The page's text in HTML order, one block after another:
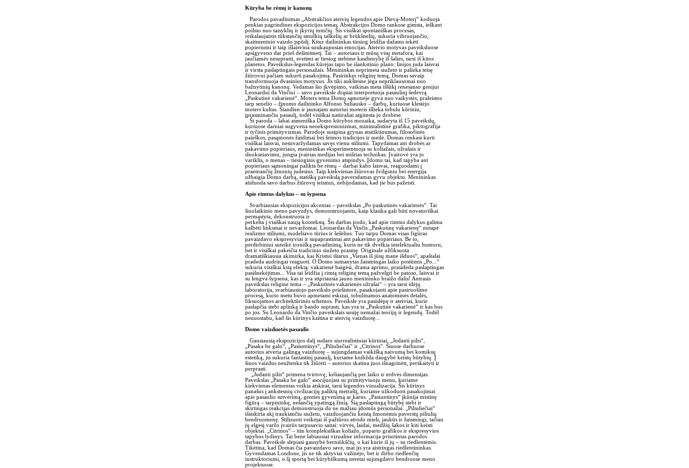
Kūryba be rėmų ir kanonų
Parodos pavadinimas „Abstrakčios ateivių legendos apie Dievą-Moterį“ koduoja
penkias pagrindines ekspozicijos temas. Abstrakcijos Domo rankose gimsta, ieškant
poilsio nuo taisyklių ir įkyrių minčių. Šis visiškai spontaniškas procesas,
reikalaujantis tūkstančių smulkių taškelių ar brūkšnelių, sukuria vibruojančio,
skaitmeninio vaizdo įspūdį. Kitur dailininkas tiesiog leidžia dažams tekėti
popieriumi ir taip išlaisvina susikaupusias emocijas. Ateivio motyvas paveiksluose
apsigyveno dar prieš dešimtmetį. Tai – autoriaus ir mūsų visų metafora, kai
jaučiamės nesuprasti, svetimi ar tiesiog stebime kasdienybę iš šalies, tarsi iš kitos
planetos. Paveikslus-legendas kūrėjas tapo be išankstinio plano: linijos juda laisvai
ir virsta paslaptingais personažais. Menininkas neprimeta siužeto ir palieka teisę
žiūrovui pačiam sukurti pasakojimą. Pasirinkęs religinę temą, Domas savaip
transformuoja dvasinius motyvus. Jis tiki aukštesne jėga nepriklausomai nuo
bažnytinių kanonų. Vedamas šio įkvėpimo, vaikinas meta iššūkį renesanso genijui
Leonardui da Vinčiui – savo paveiksle drąsiai interpretuoja pasaulinį šedevrą
„Paskutinė vakarienė“. Moters tema Domo sąmonėje gyva nuo vaikystės, praleistos
tarp senelio – žinomo dailininko Alfonso Šuliausko – darbų, kuriuose klestėjo
moters kultas. Šiandien ir jaunajam autoriui moteris išlieka tobulu kūriniu,
įprasminančiu pasaulį, todėl visiškai natūraliai atgimsta jo drobėse.
Ši paroda – labai asmeniška Domo kūrybos mozaika, sudaryta iš 15 paveikslų,
kuriuose darniai sugyvena neoekspresionizmas, minimalistinė grafika, piktografija
ir tyčinis primityvizmas. Parodoje susipina grynas atsitiktinumas, filosofinės
paieškos, pasąmonės žaidimai bei šeimos tradicijos ir meilė. Domas renkasi kurti
visiškai laisvai, nesuvaržydamas savęs vienu stiliumi. Tapydamas ant drobės ar
pakavimo popieriaus, menininkas eksperimentuoja su koliažais, užrašais ir
sluoksniavimu, jungia įvairias medijas bei mišrias technikas. Įvairovė yra jo
variklis, o menas – tiesioginis gyvenimo atspindys. Įdomu tai, kad tapyba ant
popieriaus sąmoningai palikta be rėmų – darbai kabo laisvai, reaguodami į
praeinančių žmonių judesius. Taip kiekvienas žiūrovas žvilgsniu bei energija
užbaigia Domo darbą, statišką paveikslą paversdamas gyvu objektu. Menininkas
atiduoda savo darbus žiūrovų teismui, nebijodamas, kad jie bus pažeisti.
Apie rimtus dalykus – su šypsena
Svarbiausias ekspozicijos akcentas – paveikslas „Po paskutinės vakarienės“. Tai
šiuolaikinio meno pavyzdys, demonstruojantis, kaip klasika gali būti novatoriškai
permąstyta, dekonstruota ir
perkelta į visiškai naują kontekstą. Šis darbas įrodo, kad apie rimtus dalykus galima
kalbėti linksmai ir nevaržomai. Leonardas da Vinčis „Paskutinę vakarienę“ nutapė
realizmo stiliumi, modeliavo tūrius ir šešėlius. Tuo tarpu Domas visas figūras
pavaizdavo ekspresyviai ir supaprastintai ant pakavimo popieriaus. Be to,
perdirbiniui suteikė ironišką pavadinimą, kuris ne tik dvelkia intelektualiu humoru,
bet ir visiškai pakeičia tradicinio siužeto prasmę. Originale užfiksuota
dramatiškiausia akimirka, kai Kristui ištarus „Vienas iš jūsų mane išduos“, apaštalai
pradeda audringai reaguoti. O Domo sumanytas žaismingas laiko postūmis „Po...“
sukuria visiškai kitą efektą: vakarienė baigėsi, drama aprimo, prasideda paslaptingas
pasišnekėjimas... Visa tai leidžia į rimtą religinę temą pažvelgti be patoso, laisvai ir
su lengva šypsena, kas ir yra stipriausia jauno menininko braižo dalis! Antrasis
paveikslas religine tema – „Paskutinės vakarienės užrašai“ – yra tarsi idėjų
laboratorija, svarbiausiojo paveikslo priešistorė, pasakojanti apie pasiruošimo
procesą, kurio metu buvo apmetami eskizai, tobulinamos anatominės detalės,
fiksuojamos architektūrinės schemos. Paveiksle yra pasislėpę ir ateiviai, kurie
paslapčia stebi aplinką ir bando suprasti, kas yra ta „Paskutinė vakarienė“ ir kas bus
po jos. Su Leonardo da Vinčio paveikslais susiję nemažai teorijų ir legendų. Todėl
nenuostabu, kad šis kūrinys kaitina ir ateivių vaizduotę...
Domo vaizduotės pasaulis
Gausiausią ekspozicijos dalį sudaro siurrealistiniai kūriniai: „Judanti pilis“,
„Pasaka be galo“, „Pasiuntinys“, „Piliuliečiai“ ir „Citrinos“. Šiuose darbuose
autorius atveria galingą vaizduotę – sujungdamas vaikišką naivumą bei komiksų
estetiką, jis sukuria fantastinį pasaulį, kuriame knibžda daugybė keistų būtybių. Į
šiuos vaizdus neužtenka tik žiūrėti – autorius skatina juos išnagrinėti, perskaityti ir
perprasti.
„Judanti pilis“ primena tvirtovę, keliaujančią per laiko ir erdvės dimensijas.
Paveikslas „Pasaka be galo“ asocijuojasi su primityviuoju menu, kuriame
kiekvienas elementas veikia atskirai, tarsi legendos vizualizacija. Šis kūrinys
panašus į ankstesnių civilizacijų paliktą metraštį, kuriame užkoduoti pasakojimai
apie pasaulio sutvėrimą, genties gyvenimą ar karus. „Pasiuntinys“ įkūnija mistinę
figūrą – tarpininkę, nešančią ypatingą žinią. Šią paslaptingą būtybę stebi ir
skirtingas reakcijas demonstruoja du ne mažiau įdomūs personažai. „Piliuliečiai“
išsiskiria akį traukiančiu siužetu, vaizduojančiu keistą žmonėmis paverstų piliulių
bendruomenę. Stilizuoti veikėjai iš pažiūros atrodo mieli, jaukūs ir žaismingi, tačiau
jų elgesį varžo įvairūs tarpusavio saitai: virvės, laidai, medžių šakos ir kiti keisti
objektai. „Citrinos“ – itin kompleksiškas koliažo, poparto grafikos ir ekspresyvios
tapybos lydinys. Tai bene labiausiai vizualine informacija prisotintas parodos
darbas. Paveiksle slepiasi gausybė berniūkščių, o kai kurie iš jų – su riedlentėmis.
Tikėtina, kad Domas čia pavaizdavo save, mat jis yra aistringas riedlentininkas.
Gyvendamas Londone, jis ne tik aktyviai važinėjo, bet ir dirbo riedlenčių
instruktoriumi, o šį sportą bei kūrybiškumą neretai sujungdavo bendruose meno
projektuose.